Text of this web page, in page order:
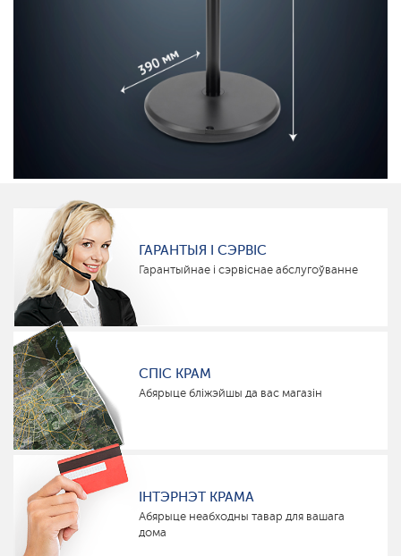
ГАРАНТЫЯ І СЭРВІС
Гарантыйнае і сэрвіснае абслугоўванне
СПІС КРАМ
Абярыце бліжэйшы да вас магазін
ІНТЭРНЭТ КРАМА
Абярыце неабходны тавар для вашага
дома